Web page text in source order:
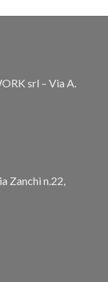
srl – Via A.
Zanchi n.22,